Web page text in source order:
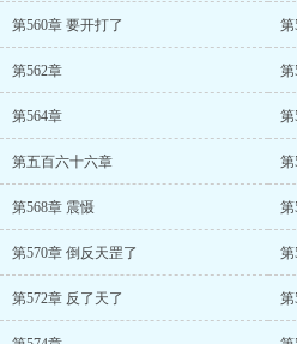
第560章 要开打了 第
第562章 第
第564章 第
第五百六十六章 第
第568章 震慑 第
第570章 倒反天罡了 第
第572章 反了天了 第